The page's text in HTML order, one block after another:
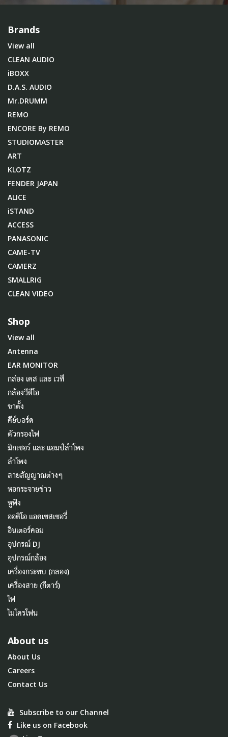
Brands
View all
CLEAN AUDIO
iBOXX
D.A.S. AUDIO
Mr.DRUMM
REMO
ENCORE By REMO
STUDIOMASTER
ART
KLOTZ
FENDER JAPAN
ALICE
iSTAND
ACCESS
PANASONIC
CAME-TV
CAMERZ
SMALLRIG
CLEAN VIDEO
Shop
View all
Antenna
EAR MONITOR
กล่อง เคส และ เวที
กล้องวีดีโอ
ขาตั้ง
คีย์บอร์ด
ตัวกรองไฟ
มิกเซอร์ และ แอมป์ลำโพง
ลำโพง
สายสัญญาณต่างๆ
หอกระจายข่าว
หูฟัง
ออดิโอ แอคเซสเซอรี่
อินเตอร์คอม
อุปกรณ์ DJ
อุปกรณ์กล้อง
เครื่องกระทบ (กลอง)
เครื่องสาย (กีตาร์)
ไฟ
ไมโครโฟน
About us
About Us
Careers
Contact Us
Subscribe to our Channel
Like us on Facebook